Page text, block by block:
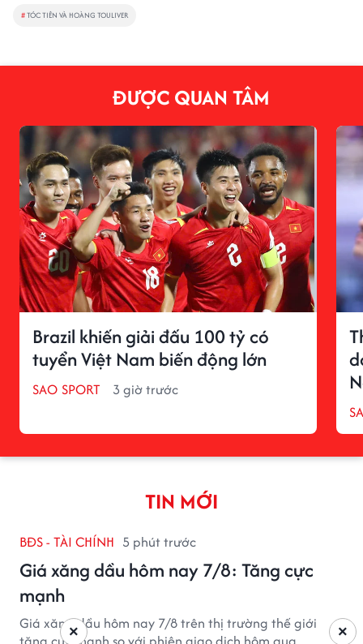
#TÓC TIÊN VÀ HOÀNG TOULIVER
ĐƯỢC QUAN TÂM
Brazil khiến giải đấu 100 tỷ có
tuyển Việt Nam biến động lớn
SAO SPORT 3 giờ trước
TIN MỚI
BĐS - TÀI CHÍNH 5 phút trước
Giá xăng dầu hôm nay 7/8: Tăng cực
mạnh
Giá xăng dầu hôm nay 7/8 trên thị trường thế giới
×
×